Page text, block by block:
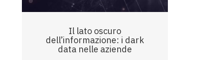
Il lato oscuro
dell’informazione: i dark
data nelle aziende